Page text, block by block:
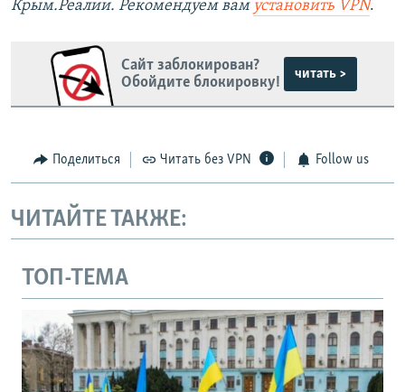
Крым.Реалии. Рекомендуем вам установить VPN.
Сайт заблокирован?
Обойдите блокировку!
читать >
Поделиться Читать без VPN Follow us
ЧИТАЙТЕ ТАКЖЕ:
ТОП-ТЕМА